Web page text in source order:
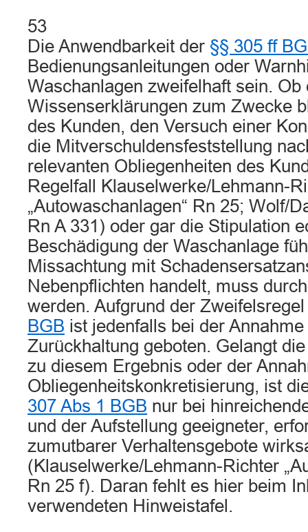
53
Die Anwendbarkeit der §§ 305 ff
Bedienungsanleitungen oder
Waschanlagen zweifelhaft sein.
Wissenserklärungen zum Zwecke
des Kunden, den Versuch einer
die Mitverschuldensfeststellung
relevanten Obliegenheiten des
Regelfall Klauselwerke/Lehmann-
„Autowaschanlagen“ Rn 25; Wolf/
Rn A 331) oder gar die Stipulation
Beschädigung der Waschanlage
Missachtung mit
Nebenpflichten handelt, muss
werden. Aufgrund der
BGB ist jedenfalls bei der
Zurückhaltung geboten. Gelangt
zu diesem Ergebnis oder der
Obliegenheitskonkretisierung, ist
307 Abs 1 BGB nur bei
und der Aufstellung geeigneter,
zumutbarer Verhaltensgebote
(Klauselwerke/Lehmann-Richter
Rn 25 f). Daran fehlt es hier beim
verwendeten Hinweistafel.